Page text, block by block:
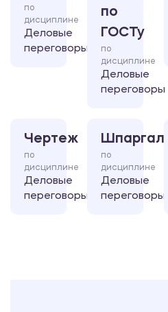
по
дисциплине
Деловые
переговоры
по
ГОСТу
по
дисциплине
Деловые
переговоры
Чертеж
по
дисциплине
Деловые
переговоры
по
дисциплине
Деловые
переговоры